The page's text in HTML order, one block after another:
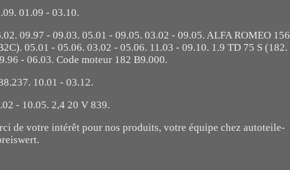
01.09 - 03.10.
09.97 - 09.03. 05.01 - 09.05. 03.02 - 09.05. ALFA ROMEO 156
05.01 - 05.06. 03.02 - 05.06. 11.03 - 09.10. 1.9 TD 75 S (182.
- 06.03. Code moteur 182 B9.000.
10.01 - 03.12.
- 10.05. 2,4 20 V 839.
de votre intérêt pour nos produits, votre équipe chez autoteile-